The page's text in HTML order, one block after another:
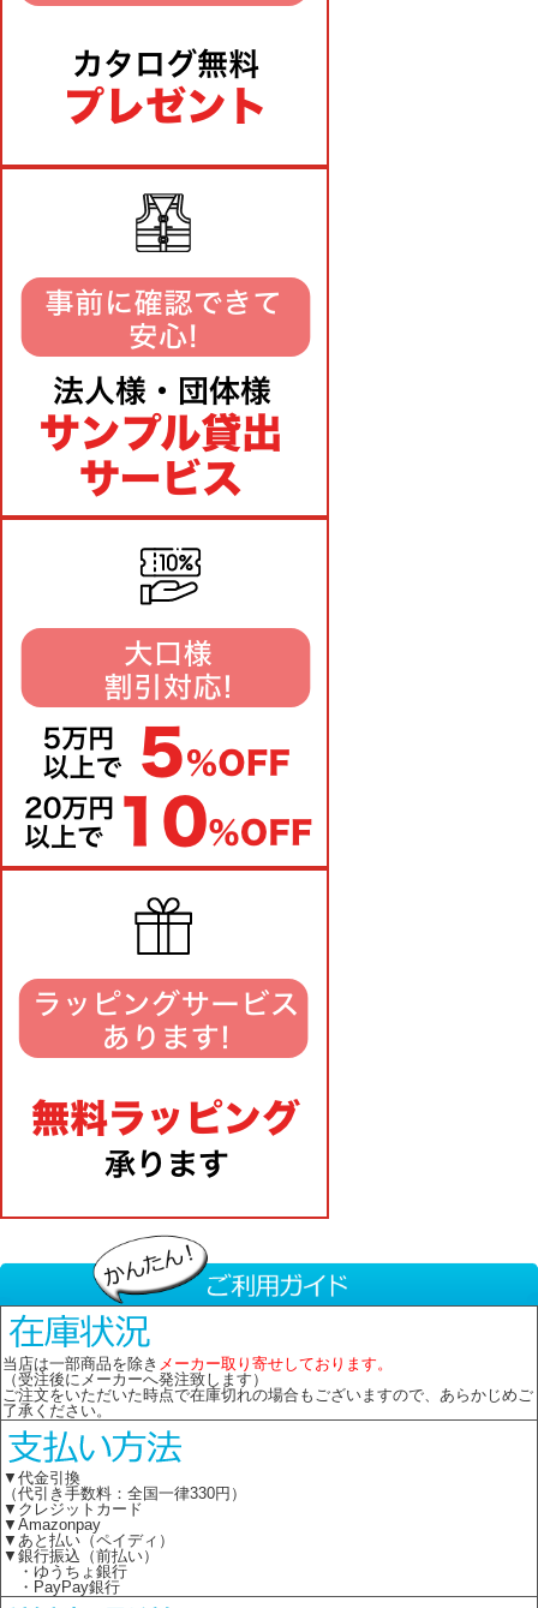
当店は一部商品を除き メーカー取り寄せしております。
（受注後にメーカーへ発注致します）
ご注文をいただいた時点で在庫切れの場合もございますので、あらかじめご
了承ください。
▼代金引換
（代引き手数料：全国一律330円）
▼クレジットカード
▼Amazonpay
▼あと払い（ペイディ）
▼銀行振込（前払い）
・ゆうちょ銀行
・PayPay銀行